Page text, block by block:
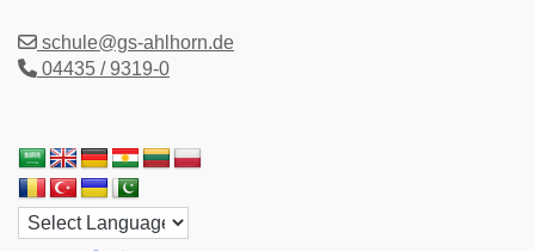
schule@gs-ahlhorn.de
04435 / 9319-0